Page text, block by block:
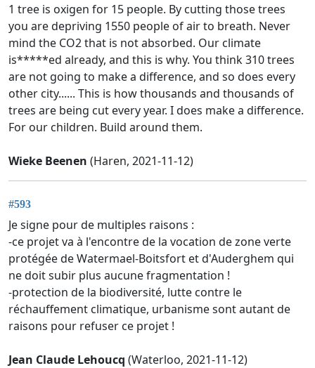
1 tree is oxigen for 15 people. By cutting those trees
you are depriving 1550 people of air to breath. Never
mind the CO2 that is not absorbed. Our climate
is*****ed already, and this is why. You think 310 trees
are not going to make a difference, and so does every
other city...... This is how thousands and thousands of
trees are being cut every year. I does make a difference.
For our children. Build around them.
Wieke Beenen (Haren, 2021-11-12)
#593
Je signe pour de multiples raisons :
-ce projet va à l'encontre de la vocation de zone verte
protégée de Watermael-Boitsfort et d'Auderghem qui
ne doit subir plus aucune fragmentation !
-protection de la biodiversité, lutte contre le
réchauffement climatique, urbanisme sont autant de
raisons pour refuser ce projet !
Jean Claude Lehoucq (Waterloo, 2021-11-12)